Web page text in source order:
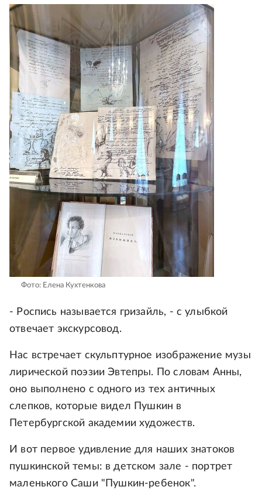
Фото: Елена Кухтенкова
- Роспись называется гризайль, - с улыбкой
отвечает экскурсовод.
Нас встречает скульптурное изображение музы
лирической поэзии Эвтепры. По словам Анны,
оно выполнено с одного из тех античных
слепков, которые видел Пушкин в
Петербургской академии художеств.
И вот первое удивление для наших знатоков
пушкинской темы: в детском зале - портрет
маленького Саши "Пушкин-ребенок".